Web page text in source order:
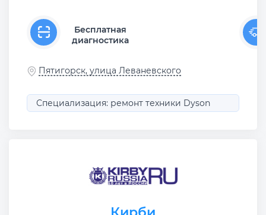
Бесплатная
диагностика
Пятигорск, улица Леваневского
Специализация: ремонт техники Dyson